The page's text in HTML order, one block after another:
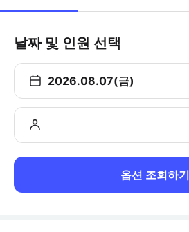
날짜 및 인원 선택
2026.08.07(금)
옵션 조회하기